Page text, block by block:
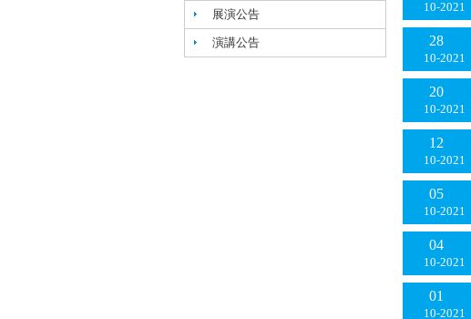
展演公告
演講公告
10 2021
10 2021
28
10 2021
20
10 2021
12
10 2021
05
10 2021
04
10 2021
01